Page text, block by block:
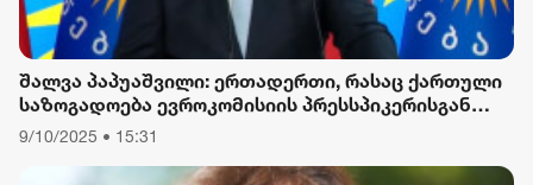
შალვა პაპუაშვილი: ერთადერთი, რასაც ქართული
საზოგადოება ევროკომისიის პრესსპიკერისგან
მოელის, არის ბოდიში ხელისუფლების დამხობის
9/10/2025 • 15:31